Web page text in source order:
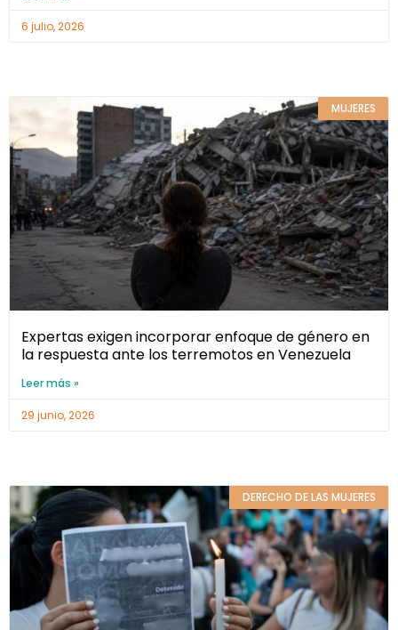
6 julio, 2026
MUJERES
Expertas exigen incorporar enfoque de género en
la respuesta ante los terremotos en Venezuela
Leer más »
29 junio, 2026
DERECHO DE LAS MUJERES